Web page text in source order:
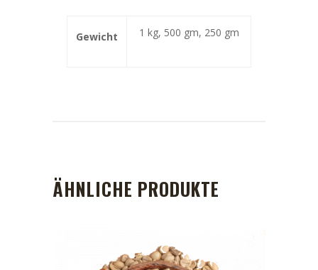
Gewicht 1 kg, 500 gm, 250 gm
ÄHNLICHE PRODUKTE